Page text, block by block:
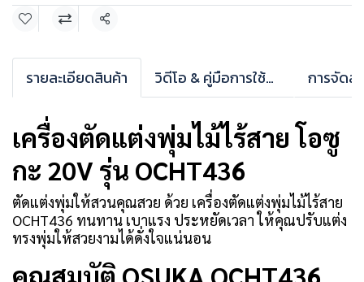
แชร์
รายละเอียดสินค้า วิดีโอ & คู่มือการใช้งาน การจัดส่
เครื่องตัดแต่งพุ่มไม้ไร้สาย โอซู
กะ 20V รุ่น OCHT436
ตัดแต่งพุ่มให้สวนคุณสวย ด้วย เครื่องตัดแต่งพุ่มไม้ไร้สาย
OCHT436 ทนทาน เบาแรง ประหยัดเวลา ให้คุณปรับแต่ง
ทรงพุ่มให้สวยงามได้ดั่งใจแน่นอน
คุณสมบัติ OSUKA OCHT436